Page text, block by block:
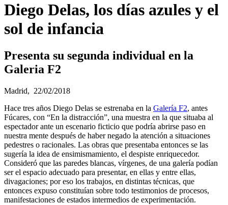
Diego Delas, los días azules y el
sol de infancia
Presenta su segunda individual en la
Galeria F2
Madrid, 22/02/2018
Hace tres años Diego Delas se estrenaba en la Galería F2, antes
Fúcares, con “En la distracción”, una muestra en la que situaba al
espectador ante un escenario ficticio que podría abrirse paso en
nuestra mente después de haber negado la atención a situaciones
pedestres o racionales. Las obras que presentaba entonces se las
sugería la idea de ensimismamiento, el despiste enriquecedor.
Consideró que las paredes blancas, vírgenes, de una galería podían
ser el espacio adecuado para presentar, en ellas y entre ellas,
divagaciones; por eso los trabajos, en distintas técnicas, que
entonces expuso constituían sobre todo testimonios de procesos,
manifestaciones de estados intermedios de experimentación.